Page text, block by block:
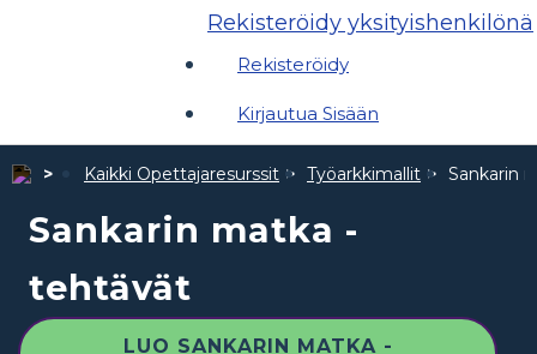
Rekisteröidy yksityishenkilönä
Rekisteröidy
Kirjautua Sisään
Kaikki Opettajaresurssit Työarkkimallit Sankarin
Sankarin matka -
tehtävät
LUO SANKARIN MATKA -